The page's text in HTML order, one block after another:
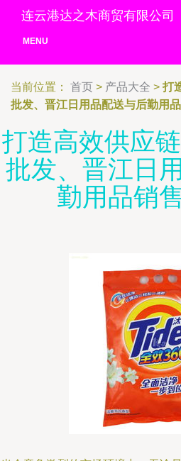
连云港达之木商贸有限公司
MENU
当前位置： 首页 > 产品大全 > 打
批发、晋江日用品配送与后勤用
打造高效供应
批发、晋江日
勤用品销